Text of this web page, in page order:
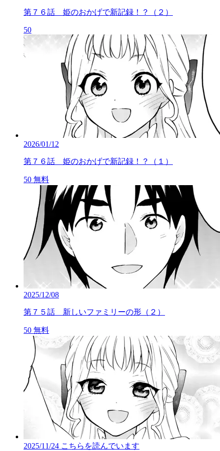
第７６話 姫のおかげで新記録！？（２）
50
2026/01/12
第７６話 姫のおかげで新記録！？（１）
50 無料
2025/12/08
第７５話 新しいファミリーの形（２）
50 無料
2025/11/24 こちらを読んでいます